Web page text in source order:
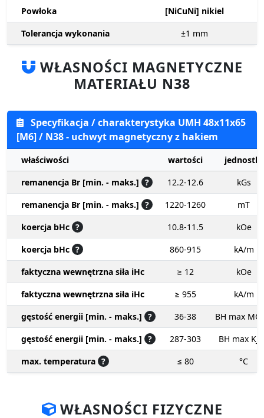
Powłoka
[NiCuNi] nikiel
Tolerancja wykonania
±1 mm
WŁASNOŚCI MAGNETYCZNE
MATERIAŁU N38
Specyfikacja / charakterystyka UMH 48x11x65
[M6] / N38 - uchwyt magnetyczny z hakiem
właściwości wartości
jednostki
remanencja Br [min. - maks.] ? 12.2-12.6
kGs
remanencja Br [min. - maks.] ? 1220-1260
mT
koercja bHc ? 10.8-11.5
kOe
koercja bHc ? 860-915
kA/m
faktyczna wewnętrzna siła iHc
≥ 12
kOe
faktyczna wewnętrzna siła iHc
≥ 955
kA/m
gęstość energii [min. - maks.] ? 36-38
BH max
gęstość energii [min. - maks.] ? 287-303
BH max
max. temperatura ? ≤ 80 °C
WŁASNOŚCI FIZYCZNE